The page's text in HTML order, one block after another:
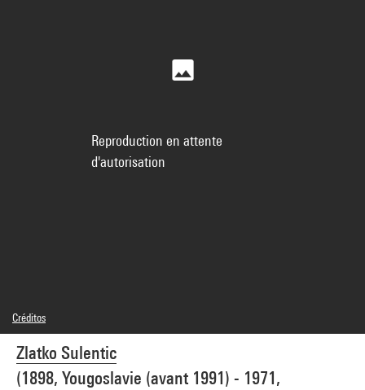
Zlatko Sulentic
(1898, Yougoslavie (avant 1991) - 1971,
Reproduction en attente
d'autorisation
Créditos
© droits réservés
Créditos fotográficos : Centre Pompidou, MNAM-CCI/Bertrand Prévost/Dist.
GrandPalaisRmn
Referencia de la imagen : 4N61484